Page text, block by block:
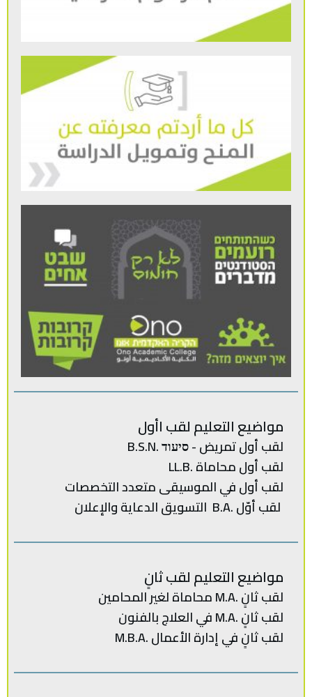
مواضيع التعليم لقب اأول
لقب أول تمريض - סיעוד .B.S.N
لقب أول محاماة .LL.B
لقب‭ ‬أول في‭ ‬الموسيقى‭ ‬متعدد‭ ‬
التخصصات‭
لقب‭ ‬أوّل .‭ ‬B.Aالتسويق‭ ‬الدعاية‭ ‬والإعلان
مواضيع التعليم لقب ثانٍ
لقب‭ ‬ثانٍ .‭ ‬M.Aمحاماة‭ ‬لغير‭ ‬المحامين
لقب ثانٍ .M.A في العلاج بالفنون
لقب‭ ‬ثانٍ‭ ‬في‭ ‬إدارة‭ ‬الأعمال .‭ M.B.A